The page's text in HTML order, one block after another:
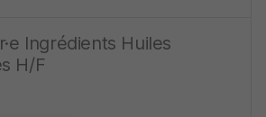
Ingrédients Huiles
H/F